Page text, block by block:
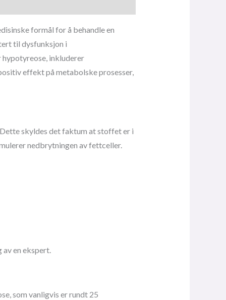
formål for å behandle en
til dysfunksjon i
inkluderer
effekt på metabolske prosesser,
skyldes det faktum at stoffet er i
nedbrytningen av fettceller.
en ekspert.
som vanligvis er rundt 25